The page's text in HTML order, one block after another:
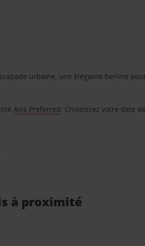
urbaine, une élégante berline
Avis Preferred. Choisissez votre date
à proximité